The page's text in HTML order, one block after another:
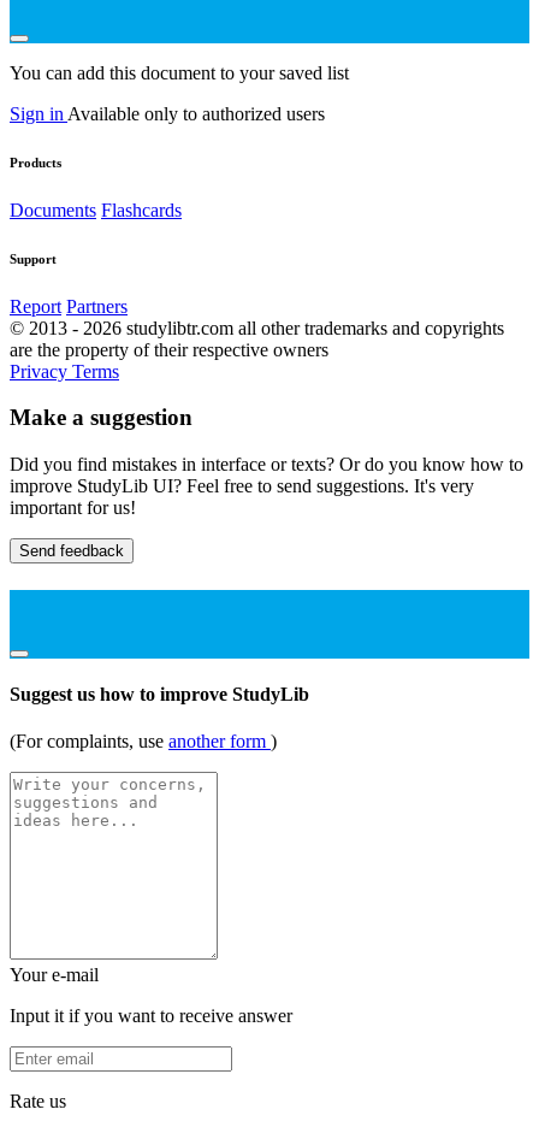
You can add this document to your saved list
Sign in Available only to authorized users
Products
Documents Flashcards
Support
Report Partners
© 2013 - 2026 studylibtr.com all other trademarks and copyrights
are the property of their respective owners
Privacy Terms
Make a suggestion
Did you find mistakes in interface or texts? Or do you know how to
improve StudyLib UI? Feel free to send suggestions. It's very
important for us!
Send feedback
Suggest us how to improve StudyLib
(For complaints, use another form )
Your e-mail
Input it if you want to receive answer
Rate us